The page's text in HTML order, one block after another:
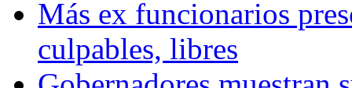
Más ex funcionarios
culpables, libres